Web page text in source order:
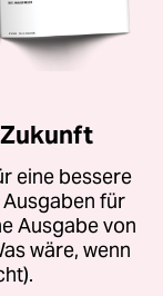
eine bessere
für
Ausgabe von
wäre, wenn